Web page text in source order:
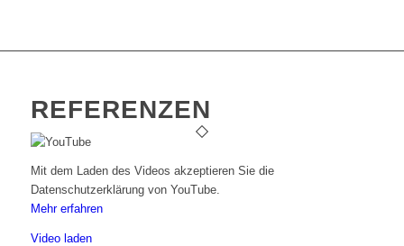
REFERENZEN
Mit dem Laden des Videos akzeptieren Sie die
Datenschutzerklärung von YouTube.
Mehr erfahren
Video laden